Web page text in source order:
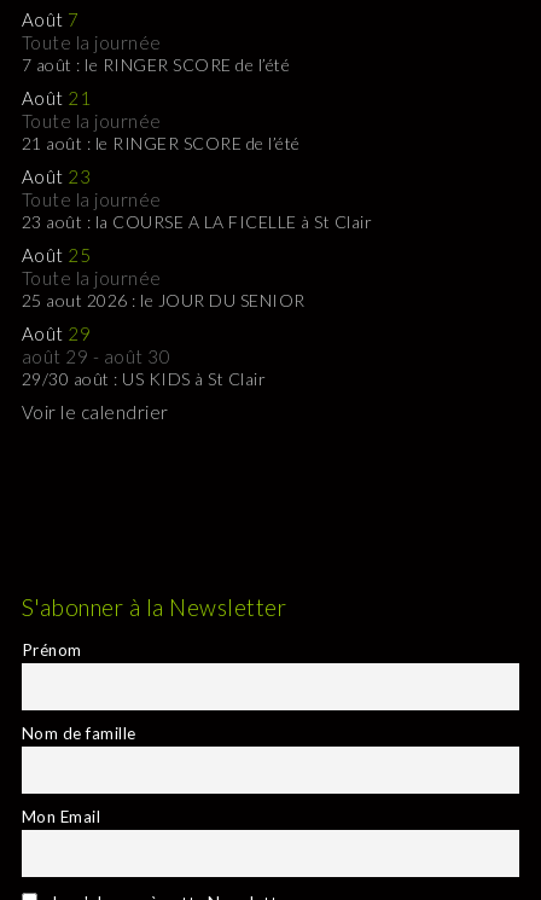
Août 7
Toute la journée
7 août : le RINGER SCORE de l’été
Août 21
Toute la journée
21 août : le RINGER SCORE de l’été
Août 23
Toute la journée
23 août : la COURSE A LA FICELLE à St Clair
Août 25
Toute la journée
25 aout 2026 : le JOUR DU SENIOR
Août 29
août 29 - août 30
29/30 août : US KIDS à St Clair
Voir le calendrier
S'abonner à la Newsletter
Prénom
Nom de famille
Mon Email